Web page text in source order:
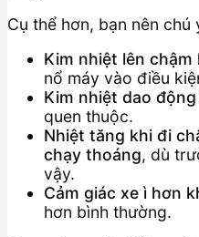
Cụ thể hơn, bạn nên chú
Kim nhiệt lên
nổ máy vào điều
Kim nhiệt dao
quen thuộc.
Nhiệt tăng khi đi
chạy thoáng, dù
vậy.
Cảm giác xe ì hơn
hơn bình thường.